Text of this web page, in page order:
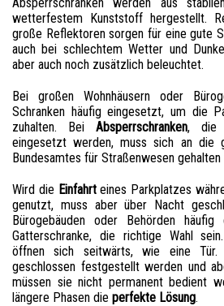
wetterfestem Kunststoff hergestellt.
große Reflektoren sorgen für eine gute
auch bei schlechtem Wetter und
aber auch noch zusätzlich beleuchtet.
Bei großen Wohnhäusern oder
Schranken häufig eingesetzt, um die
zuhalten. Bei Absperrschranken, die
eingesetzt werden, muss sich an die
Bundesamtes für Straßenwesen gehalten
Wird die Einfahrteines Parkplatzes
genutzt, muss aber über Nacht
Bürogebäuden oder Behörden
Gatterschranke, die richtige Wahl
öffnen sich seitwärts, wie eine
geschlossen festgestellt werden und
müssen sie nicht permanent bedient
längere Phasen die perfekte Lösung.